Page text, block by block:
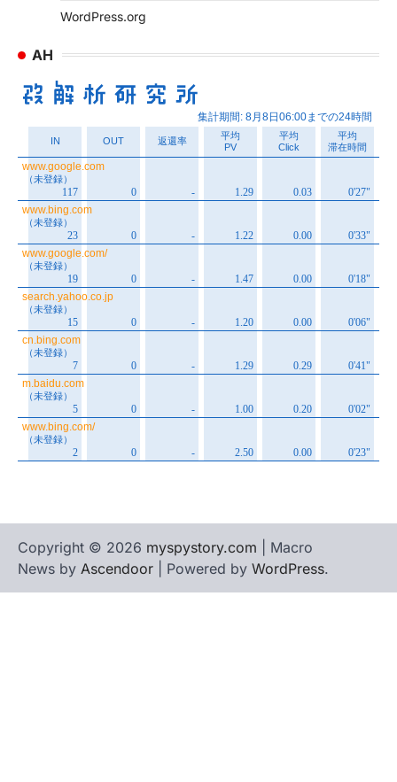
WordPress.org
AH
Copyright © 2026 myspystory.com | Macro
News by Ascendoor | Powered by WordPress.